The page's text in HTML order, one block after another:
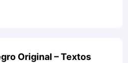
Original – Textos